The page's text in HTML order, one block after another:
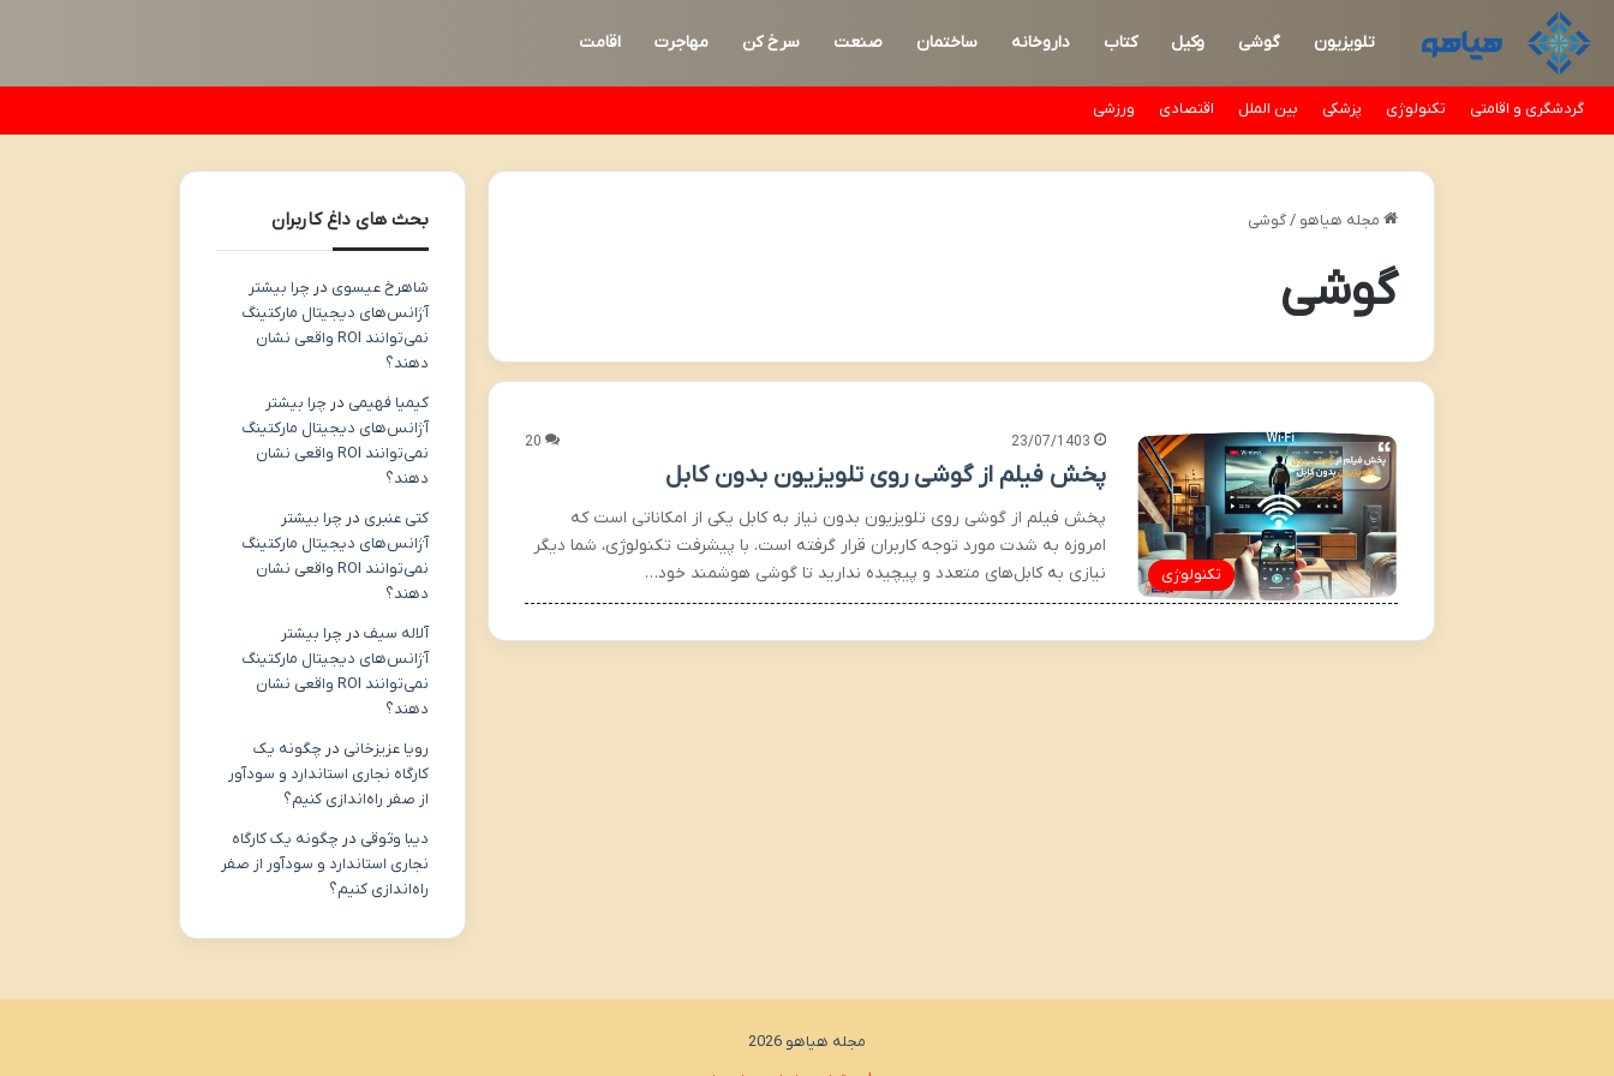
تلویزیون گوشی وکیل کتاب داروخانه ساختمان صنعت سرخ کن مهاجرت اقامت
گردشگری و اقامتی تکنولوژی پزشکی بین الملل اقتصادی ورزشی
مجله هیاهو / گوشی
گوشی
تکنولوژی
23/07/1403
20
پخش فیلم از گوشی روی تلویزیون بدون کابل
پخش فیلم از گوشی روی تلویزیون بدون نیاز به کابل یکی از امکاناتی است که
امروزه به شدت مورد توجه کاربران قرار گرفته است. با پیشرفت تکنولوژی، شما دیگر
نیازی به کابل‌های متعدد و پیچیده ندارید تا گوشی هوشمند خود…
بحث های داغ کاربران
شاهرخ عیسوی در چرا بیشتر
آژانس‌های دیجیتال مارکتینگ
نمی‌توانند ROI واقعی نشان
دهند؟
کیمیا فهیمی در چرا بیشتر
آژانس‌های دیجیتال مارکتینگ
نمی‌توانند ROI واقعی نشان
دهند؟
کتی عنبری در چرا بیشتر
آژانس‌های دیجیتال مارکتینگ
نمی‌توانند ROI واقعی نشان
دهند؟
آلاله سیفدر چرا بیشتر
آژانس‌های دیجیتال مارکتینگ
نمی‌توانند ROI واقعی نشان
دهند؟
رویا عزیزخانی در چگونه یک
کارگاه نجاری استاندارد و سودآور
از صفر راه‌اندازی کنیم؟
دیبا وثوقی در چگونه یک کارگاه
نجاری استاندارد و سودآور از صفر
راه‌اندازی کنیم؟
مجله هیاهو 2026